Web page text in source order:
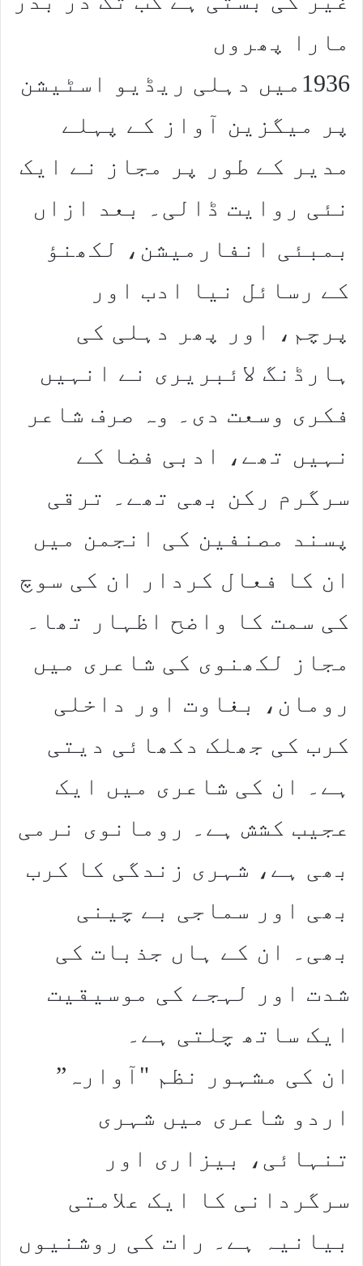
مارا پھروں
1936میں دہلی ریڈیو اسٹیشن
پر میگزین آواز کے پہلے
مدیر کے طور پر مجاز نے ایک
نئی روایت ڈالی۔ بعد ازاں
بمبئی انفارمیشن، لکھنؤ
کے رسائل نیا ادب اور
پرچم، اور پھر دہلی کی
ہارڈنگ لائبریری نے انہیں
فکری وسعت دی۔ وہ صرف شاعر
نہیں تھے، ادبی فضا کے
سرگرم رکن بھی تھے۔ ترقی
پسند مصنفین کی انجمن میں
ان کا فعال کردار ان کی سوچ
کی سمت کا واضح اظہار تھا۔
مجاز لکھنوی کی شاعری میں
رومان، بغاوت اور داخلی
کرب کی جھلک دکھائی دیتی
ہے۔ ان کی شاعری میں ایک
عجیب کشش ہے۔ رومانوی نرمی
بھی ہے، شہری زندگی کا کرب
بھی اور سماجی بے چینی
بھی۔ ان کے ہاں جذبات کی
شدت اور لہجے کی موسیقیت
ایک ساتھ چلتی ہے۔
ان کی مشہور نظم "آوارہ”
اردو شاعری میں شہری
تنہائی، بیزاری اور
سرگردانی کا ایک علامتی
بیانیہ ہے۔ رات کی روشنیوں